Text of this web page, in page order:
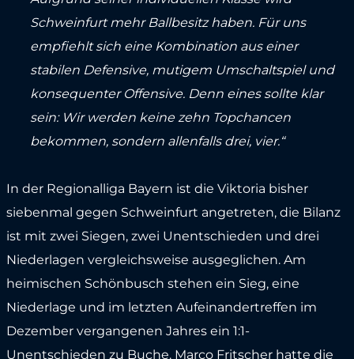
Schweinfurt mehr Ballbesitz haben. Für uns
empfiehlt sich eine Kombination aus einer
stabilen Defensive, mutigem Umschaltspiel und
konsequenter Offensive. Denn eines sollte klar
sein: Wir werden keine zehn Topchancen
bekommen, sondern allenfalls drei, vier.“
In der Regionalliga Bayern ist die Viktoria bisher
siebenmal gegen Schweinfurt angetreten, die Bilanz
ist mit zwei Siegen, zwei Unentschieden und drei
Niederlagen vergleichsweise ausgeglichen. Am
heimischen Schönbusch stehen ein Sieg, eine
Niederlage und im letzten Aufeinandertreffen im
Dezember vergangenen Jahres ein 1:1-
Unentschieden zu Buche. Marco Fritscher hatte die